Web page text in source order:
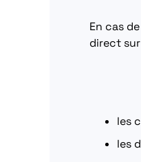
En cas
direct sur
les
les